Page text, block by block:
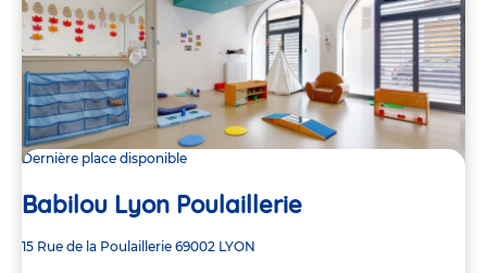
Dernière place disponible
Babilou Lyon Poulaillerie
Adresse
15 Rue de la Poulaillerie 69002 LYON